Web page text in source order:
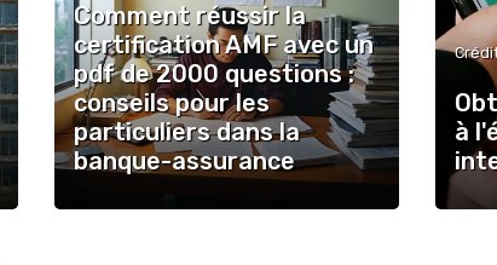
Comment réussir la
certification AMF avec un
pdf de 2000 questions :
conseils pour les
particuliers dans la
banque-assurance
à